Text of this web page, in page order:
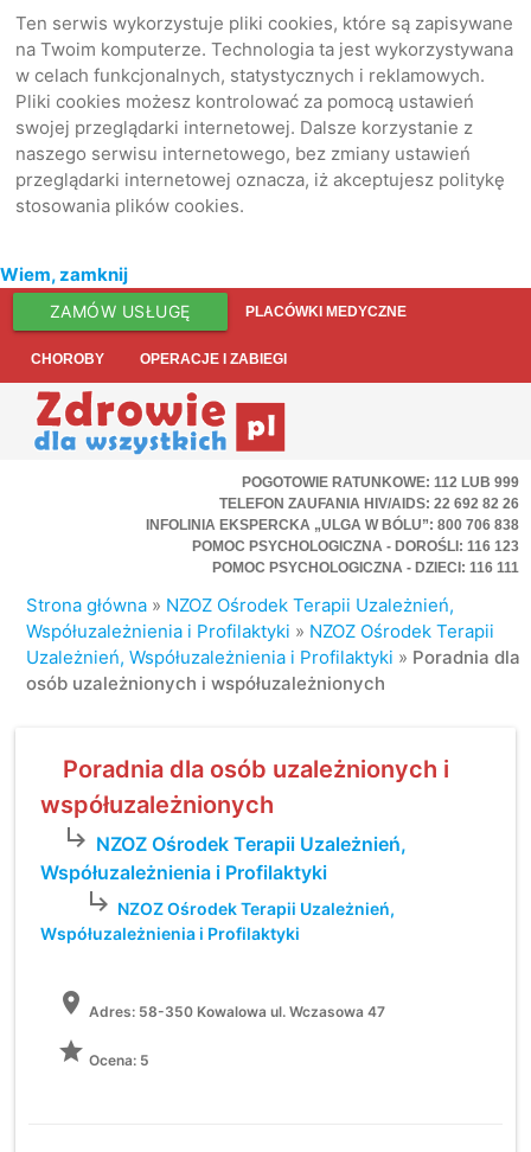
Ten serwis wykorzystuje pliki cookies, które są zapisywane
na Twoim komputerze. Technologia ta jest wykorzystywana
w celach funkcjonalnych, statystycznych i reklamowych.
Pliki cookies możesz kontrolować za pomocą ustawień
swojej przeglądarki internetowej. Dalsze korzystanie z
naszego serwisu internetowego, bez zmiany ustawień
przeglądarki internetowej oznacza, iż akceptujesz politykę
stosowania plików cookies.
Wiem, zamknij
ZAMÓW USŁUGĘ PLACÓWKI MEDYCZNE
CHOROBY OPERACJE I ZABIEGI
POGOTOWIE RATUNKOWE: 112 LUB 999
TELEFON ZAUFANIA HIV/AIDS: 22 692 82 26
INFOLINIA EKSPERCKA „ULGA W BÓLU”: 800 706 838
POMOC PSYCHOLOGICZNA - DOROŚLI: 116 123
POMOC PSYCHOLOGICZNA - DZIECI: 116 111
Strona główna » NZOZ Ośrodek Terapii Uzależnień,
Współuzależnienia i Profilaktyki » NZOZ Ośrodek Terapii
Uzależnień, Współuzależnienia i Profilaktyki » Poradnia dla
osób uzależnionych i współuzależnionych
Poradnia dla osób uzależnionych i
współuzależnionych
subdirectory_arrow_right NZOZ Ośrodek Terapii Uzależnień,
Współuzależnienia i Profilaktyki
subdirectory_arrow_right NZOZ Ośrodek Terapii Uzależnień,
Współuzależnienia i Profilaktyki
location_on Adres:58-350 Kowalowa ul. Wczasowa 47
grade Ocena: 5